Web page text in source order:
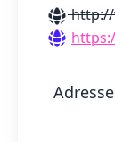
http://